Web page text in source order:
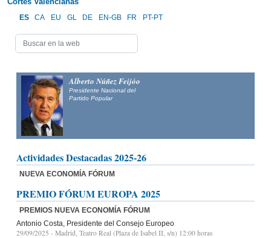
ES CA EU GL DE EN-GB FR PT-PT
Alberto Núñez Feijóo
Presidente Nacional del
Partido Popular
Actividades Destacadas 2025-26
NUEVA ECONOMÍA FÓRUM
PREMIO FÓRUM EUROPA 2025
PREMIOS NUEVA ECONOMÍA FÓRUM
Antonio Costa, Presidente del Consejo Europeo
29/09/2025 - Madrid, Teatro Real (Plaza de Isabel II, s/n) 12:00 horas